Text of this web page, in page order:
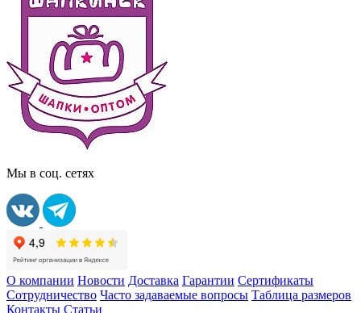
Мы в соц. сетях
О компании Новости Доставка Гарантии Сертификаты
Сотрудничество Часто задаваемые вопросы Таблица размеров
Контакты Статьи